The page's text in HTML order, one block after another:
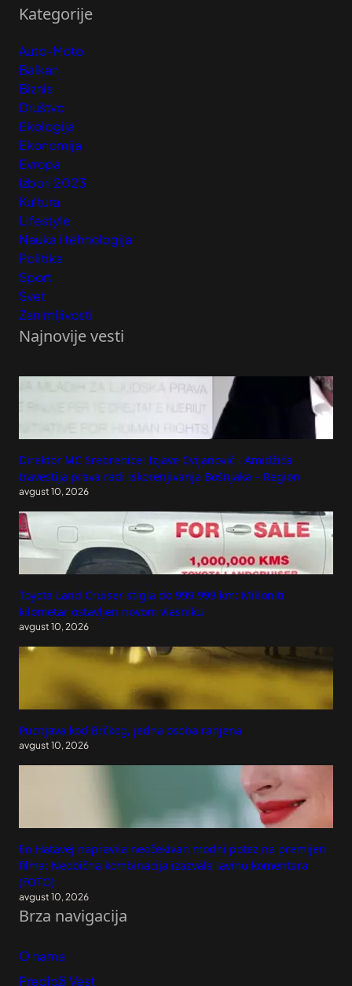
Kategorije
Auto-Moto
Balkan
Biznis
Društvo
Ekologija
Ekonomija
Evropa
Izbori 2023
Kultura
Lifestyle
Nauka i tehnologija
Politika
Sport
Svet
Zanimljivosti
Najnovije vesti
Direktor MC Srebrenice: Izjave Cvijanović i Amidžića
travestija prava radi iskorenjivanja Bošnjaka – Region
avgust 10, 2026
Toyota Land Cruiser stigla do 999.999 km: Milioniti
kilometar ostavljen novom vlasniku
avgust 10, 2026
Pucnjava kod Brčkog, jedna osoba ranjena
avgust 10, 2026
En Hatavej napravila neočekivan modni potez na premijeri
filma: Neobična kombinacija izazvala lavinu komentara
(FOTO)
avgust 10, 2026
Brza navigacija
O nama
Predloži Vest